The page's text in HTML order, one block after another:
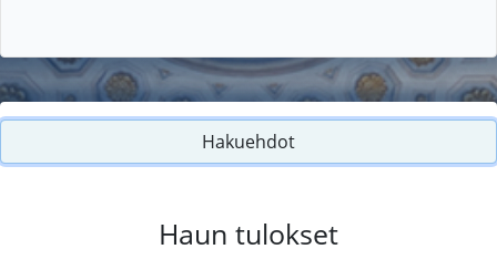
Hakuehdot
Haun tulokset